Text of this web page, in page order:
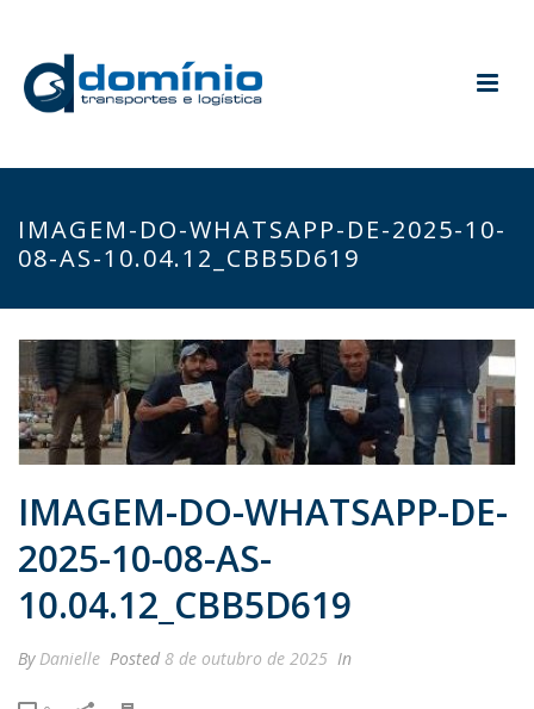
IMAGEM-DO-WHATSAPP-DE-2025-10-
08-AS-10.04.12_CBB5D619
IMAGEM-DO-WHATSAPP-DE-
2025-10-08-AS-
10.04.12_CBB5D619
By Danielle Posted 8 de outubro de 2025 In